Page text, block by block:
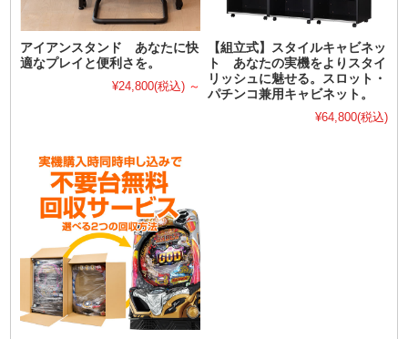
アイアンスタンド あなたに快
適なプレイと便利さを。
¥24,800(税込) ～
【組立式】スタイルキャビネッ
ト あなたの実機をよりスタイ
リッシュに魅せる。スロット・
パチンコ兼用キャビネット。
¥64,800(税込)